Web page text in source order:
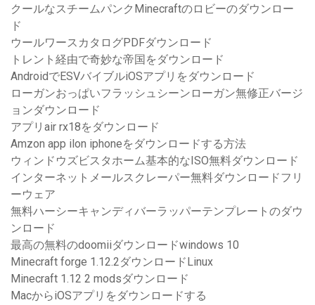
クールなスチームパンクMinecraftのロビーのダウンロー
ド
ウールワースカタログPDFダウンロード
トレント経由で奇妙な帝国をダウンロード
AndroidでESVバイブルiOSアプリをダウンロード
ローガンおっぱいフラッシュシーンローガン無修正バージ
ョンダウンロード
アプリair rx18をダウンロード
Amzon app ilon iphoneをダウンロードする方法
ウィンドウズビスタホーム基本的なISO無料ダウンロード
インターネットメールスクレーパー無料ダウンロードフリ
ーウェア
無料ハーシーキャンディバーラッパーテンプレートのダウ
ンロード
最高の無料のdoomiiダウンロードwindows 10
Minecraft forge 1.12.2ダウンロードLinux
Minecraft 1.12 2 modsダウンロード
MacからiOSアプリをダウンロードする